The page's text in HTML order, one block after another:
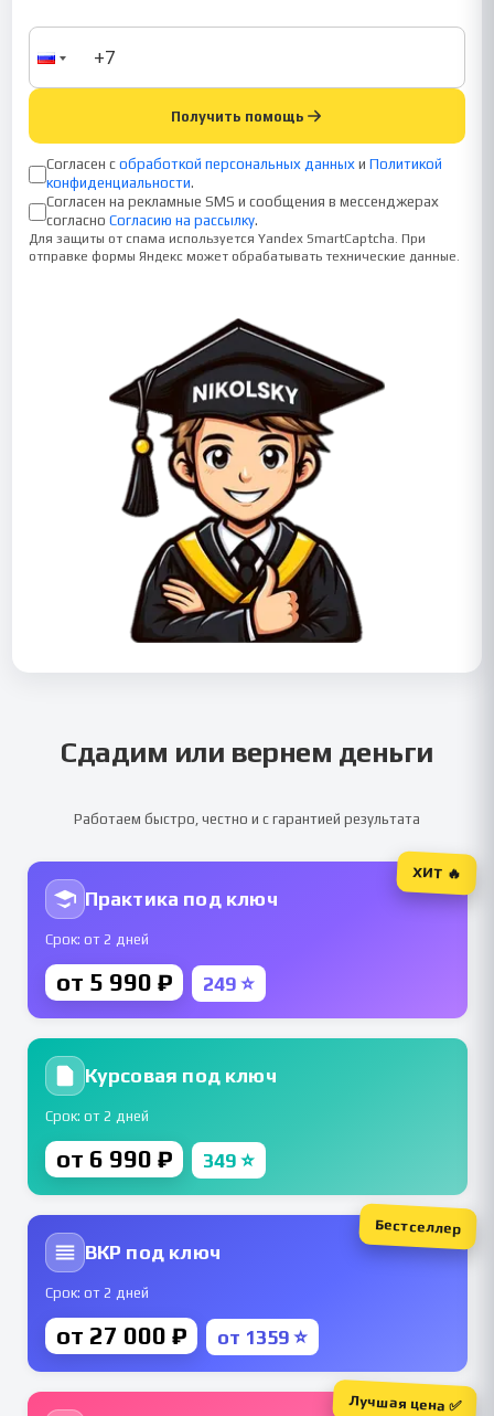
Получить помощь
Согласен с обработкой персональных данных и Политикой
конфиденциальности.
Согласен на рекламные SMS и сообщения в мессенджерах
согласно Согласию на рассылку.
Для защиты от спама используется Yandex SmartCaptcha. При
отправке формы Яндекс может обрабатывать технические данные.
Сдадим или вернем деньги
Работаем быстро, честно и с гарантией результата
Практика под ключ
Срок: от 2 дней
от 5 990 ₽ 249 ⭐
ХИТ 🔥
Курсовая под ключ
Срок: от 2 дней
от 6 990 ₽ 349 ⭐
ВКР под ключ
Срок: от 2 дней
от 27 000 ₽ от 1359 ⭐
Бестселлер
Лучшая цена ✅